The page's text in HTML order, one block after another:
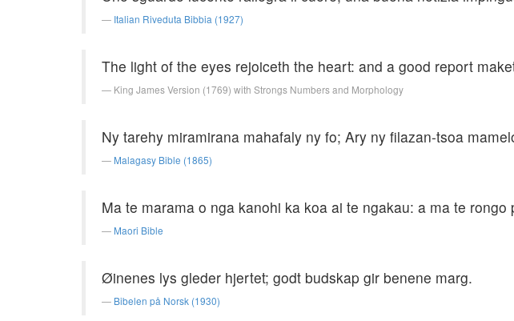
Italian Riveduta Bibbia (1927)
The light of the eyes rejoiceth the heart: and a good report
King James Version (1769) with Strongs Numbers and Morphology
Ny tarehy miramirana mahafaly ny fo; Ary ny filazan-tsoa
Malagasy Bible (1865)
Ma te marama o nga kanohi ka koa ai te ngakau: a ma te
Maori Bible
Øinenes lys gleder hjertet; godt budskap gir benene marg.
Bibelen på Norsk (1930)